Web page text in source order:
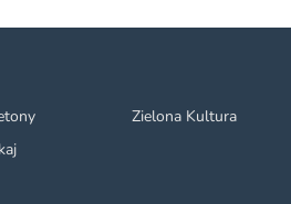
Zielona Kultura